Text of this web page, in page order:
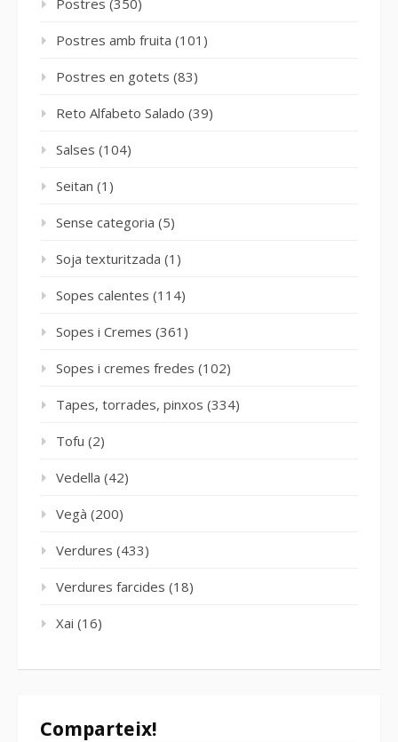
Postres (350)
Postres amb fruita (101)
Postres en gotets (83)
Reto Alfabeto Salado (39)
Salses (104)
Seitan (1)
Sense categoria (5)
Soja texturitzada (1)
Sopes calentes (114)
Sopes i Cremes (361)
Sopes i cremes fredes (102)
Tapes, torrades, pinxos (334)
Tofu (2)
Vedella (42)
Vegà (200)
Verdures (433)
Verdures farcides (18)
Xai (16)
Comparteix!